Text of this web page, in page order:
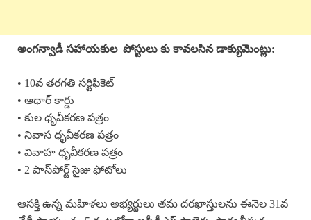
అంగన్వాడీ సహాయకుల పోస్టులు కు కావలసిన డాక్యుమెంట్లు:
• 10వ తరగతి సర్టిఫికెట్
• ఆధార్ కార్డు
• కుల ధృవీకరణ పత్రం
• నివాస ధృవీకరణ పత్రం
• వివాహ ధృవీకరణ పత్రం
• 2 పాస్‌పోర్ట్ సైజు ఫోటోలు
ఆసక్తి ఉన్న మహిళలు అభ్యర్థులు తమ దరఖాస్తులను ఈనెల 31వ